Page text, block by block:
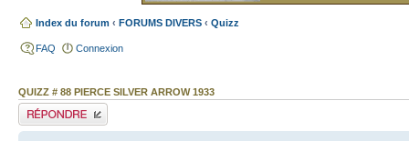
Index du forum ‹ FORUMS DIVERS ‹ Quizz
FAQ Connexion
QUIZZ # 88 PIERCE SILVER ARROW 1933
Publier une réponse